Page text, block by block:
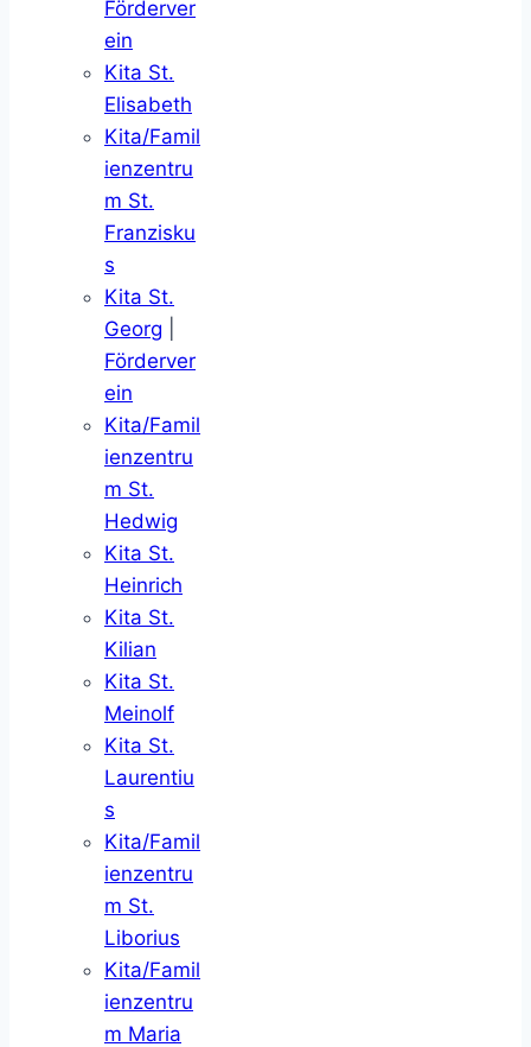
Förderver
ein
Kita St.
Elisabeth
Kita/Famil
ienzentru
m St.
Franzisku
s
Kita St.
Georg
Förderver
ein
Kita/Famil
ienzentru
m St.
Hedwig
Kita St.
Heinrich
Kita St.
Kilian
Kita St.
Meinolf
Kita St.
Laurentiu
s
Kita/Famil
ienzentru
m St.
Liborius
Kita/Famil
ienzentru
m Maria